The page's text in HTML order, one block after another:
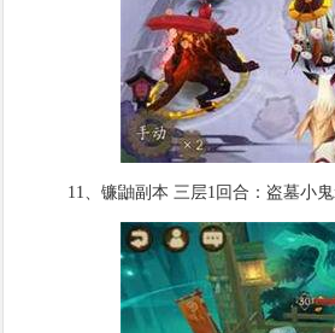
11、镰鼬副本 三层1回合：盗墓小